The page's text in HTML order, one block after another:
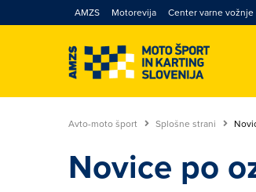
AMZS Motorevija Center varne vožnje
Avto-moto šport Splošne strani
Novice po